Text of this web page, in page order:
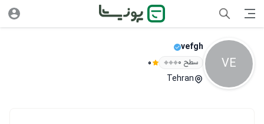
VE
vefgh
سطح ۰ 0
Tehran